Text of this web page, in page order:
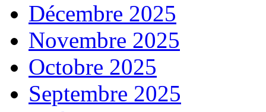
Décembre 2025
Novembre 2025
Octobre 2025
Septembre 2025